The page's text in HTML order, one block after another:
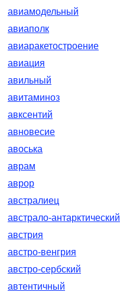
авиамодельный
авиаполк
авиаракетостроение
авиация
авильный
авитаминоз
авксентий
авновесие
авоська
аврам
аврор
австралиец
австрало-антарктический
австрия
австро-венгрия
австро-сербский
автентичный